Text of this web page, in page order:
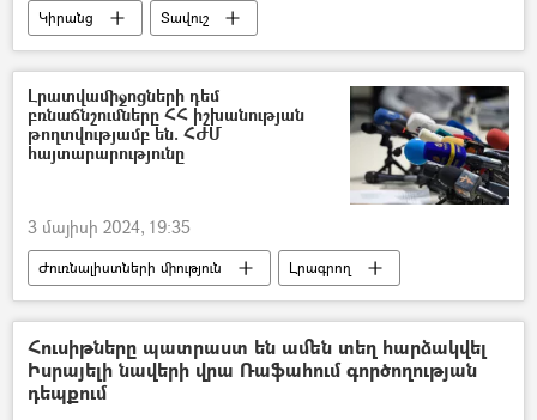
Կիրանց
Տավուշ
Տեր Բագրատ Գալստանյան
ոստիկան
Հայաստան
Արցախ շրջափակում
Լրատվամիջոցների դեմ
բռնաճնշումները ՀՀ իշխանության
թողտվությամբ են. ՀԺՄ
հայտարարությունը
3 մայիսի 2024, 19:35
Ժուռնալիստների միություն
Լրագրող
ԶԼՄ
Իշխանություն
Հուսիթները պատրաստ են ամեն տեղ հարձակվել
Իսրայելի նավերի վրա Ռաֆահում գործողության
դեպքում